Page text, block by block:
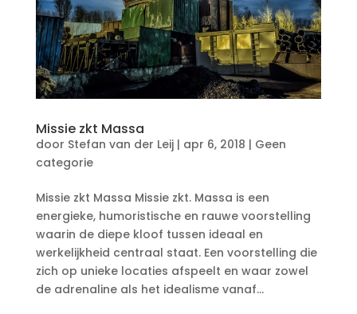
Missie zkt Massa
door Stefan van der Leij| apr 6, 2018 | Geen
categorie
Missie zkt Massa Missie zkt. Massa is een
energieke, humoristische en rauwe voorstelling
waarin de diepe kloof tussen ideaal en
werkelijkheid centraal staat. Een voorstelling die
zich op unieke locaties afspeelt en waar zowel
de adrenaline als het idealisme vanaf...